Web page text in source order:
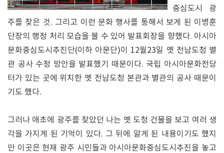
중심도시 광
주를 찾은 것. 그리고 이런 문화 행사를 통해서 보게 된 이병훈
단장의 행정 처리 모습을 볼 수 있어 발표회장을 향했다. 아시아
문화중심도시추진단(이하 아문단)이 12월23일 옛 전남도청 별
관 공사 수정 방안을 발표했기 때문이다. 국립 아시아문화전당
터가 있는 곳에 위치한 옛 전남도청 본관과 별관의 공사 때문이
기도 했다.
그러나 애초에 광주를 찾았던 나는 옛 도청 건물을 보고 여러 생
각을 가지게 된 기억이 있다. 그 뒤에 알게 된 내용이기도 했지
만 이곳은 현재 광주 시민들과 아시아문화중심도시추진을 놓고